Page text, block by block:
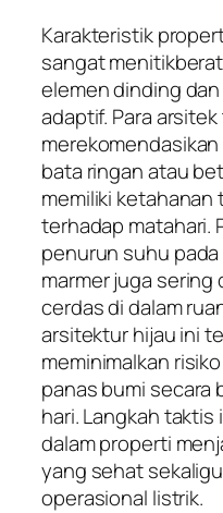
Karakteristik
sangat
elemen dinding
adaptif. Para
bata ringan atau
memiliki ketahanan
terhadap matahari.
penurun suhu
marmer juga
cerdas di dalam
arsitektur hijau ini
meminimalkan
panas bumi secara
hari. Langkah taktis
dalam properti
yang sehat
operasional listrik.